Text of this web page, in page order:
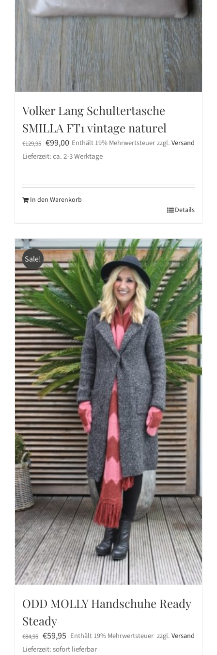
Volker Lang Schultertasche
SMILLA FT1 vintage naturel
€129,95 Ursprünglicher
Preis
€129,95
€99,00Aktueller
Preis
€99,00.
Enthält 19% Mehrwertsteuer zzgl.Versand
Lieferzeit: ca. 2-3 Werktage
In den Warenkorb
Details
Sale!
ODD MOLLY Handschuhe Ready
Steady
€84,95 Ursprünglicher
Preis
€59,95 Aktueller
Preis
Enthält 19% Mehrwertsteuer zzgl.Versand
Lieferzeit: sofort lieferbar